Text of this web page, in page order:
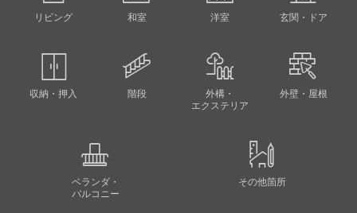
リビング 和室 洋室 玄関・ドア
収納・押入 階段
外構・
エクステリア
外壁・屋根
ベランダ・
バルコニー
その他箇所